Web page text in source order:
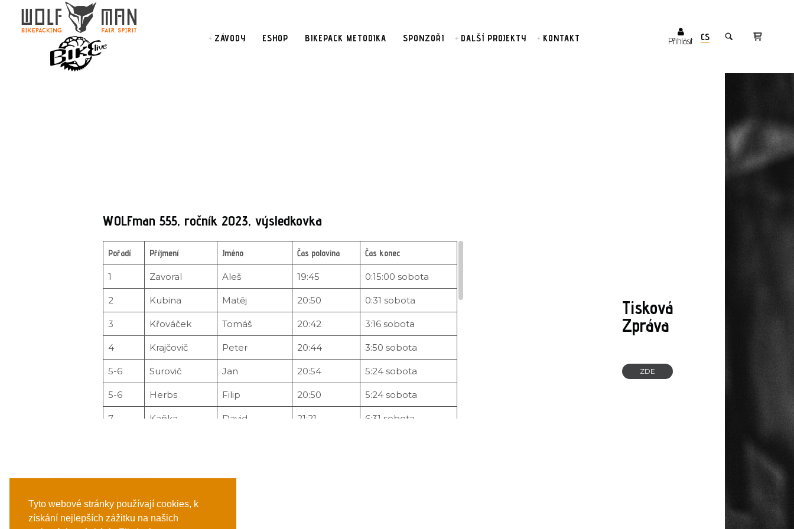
ZÁVODY ESHOP BIKEPACK METODIKA SPONZOŘI DALŠÍ PROJEKTY KONTAKT Přihlásit CS
WOLFman 555, ročník 2023, výsledkovka
Pořadí Příjmení Jméno Čas polovina Čas konec
1 Zavoral Aleš 19:45 0:15:00 sobota
2 Kubina Matěj 20:50 0:31 sobota
3 Křováček Tomáš 20:42 3:16 sobota
4 Krajčovič Peter 20:44 3:50 sobota
5-6 Surovič Jan 20:54 5:24 sobota
5-6 Herbs Filip 20:50 5:24 sobota
7 Kaňka David 21:21 6:31 sobota
11 Meres
Tisková
Zpráva
ZDE
DRAG TO SCROLL
Tyto webové stránky používají cookies, k
získání nejlepších zážitku na našich